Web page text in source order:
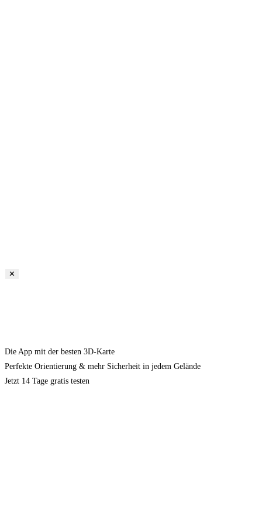
✕
Die App mit der besten 3D-Karte
Perfekte Orientierung & mehr Sicherheit in jedem Gelände
Jetzt 14 Tage gratis testen